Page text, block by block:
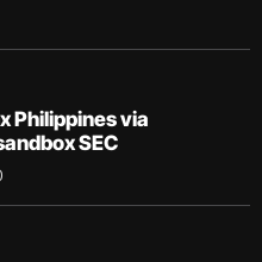
Philippines via
SEC